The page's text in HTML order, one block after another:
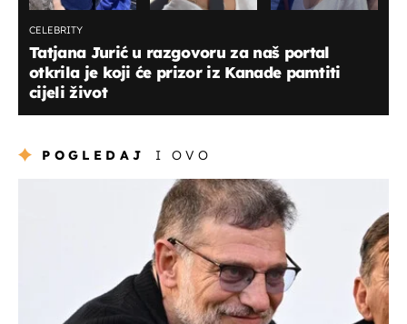
CELEBRITY
Tatjana Jurić u razgovoru za naš portal
otkrila je koji će prizor iz Kanade pamtiti
cijeli život
POGLEDAJ I OVO